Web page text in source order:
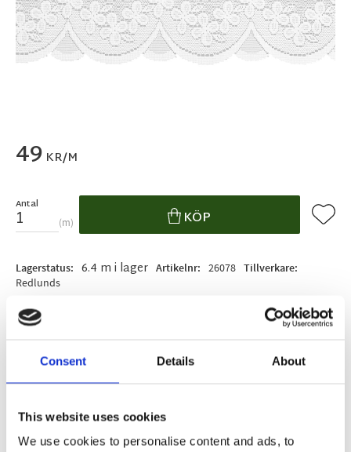
Consent Details About
This website uses cookies
We use cookies to personalise content and ads, to
49 KR/M
Antal
m KÖP Lägg
Lagerstatus 6.4 m i lager Artikelnr 26078 Tillverkare
Redlunds
BESKRIVNING